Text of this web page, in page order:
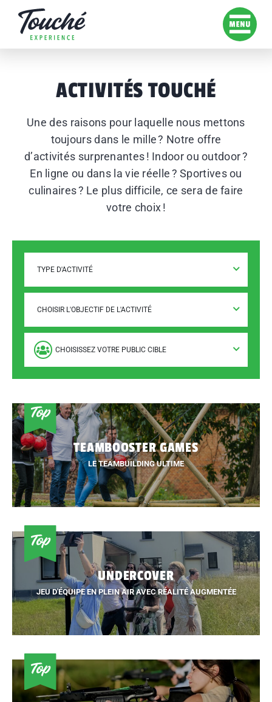
ACTIVITÉS TOUCHÉ
Une des raisons pour laquelle nous mettons
toujours dans le mille ? Notre offre
d’activités surprenantes ! Indoor ou outdoor ?
En ligne ou dans la vie réelle ? Sportives ou
culinaires ? Le plus difficile, ce sera de faire
votre choix !
TYPE D'ACTIVITÉ
CHOISIR L'OBJECTIF DE L'ACTIVITÉ
CHOISISSEZ VOTRE PUBLIC CIBLE
TEAMBOOSTER GAMES
LE TEAMBUILDING ULTIME
UNDERCOVER
JEU D'ÉQUIPE EN PLEIN AIR AVEC RÉALITÉ AUGMENTÉE